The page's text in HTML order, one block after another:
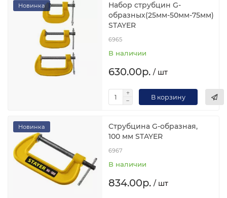
Новинка
Набор струбцин G-
образных(25мм-50мм-75мм)
STAYER
6965
В наличии
630.00р. / шт
В корзину
Новинка
Струбцина G-образная,
100 мм STAYER
6967
В наличии
834.00р. / шт